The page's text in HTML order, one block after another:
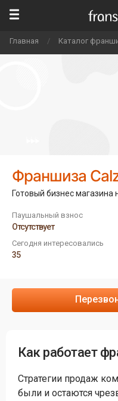
Главная / Каталог
Франшиза
Готовый бизнес
Паушальный взнос
Отсутствует
Сегодня интересовались
35
Как работает
Стратегии продаж
были и остаются